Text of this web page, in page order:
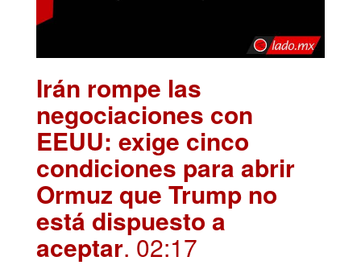
Irán rompe las
negociaciones con
EEUU: exige cinco
condiciones para abrir
Ormuz que Trump no
está dispuesto a
aceptar. 02:17